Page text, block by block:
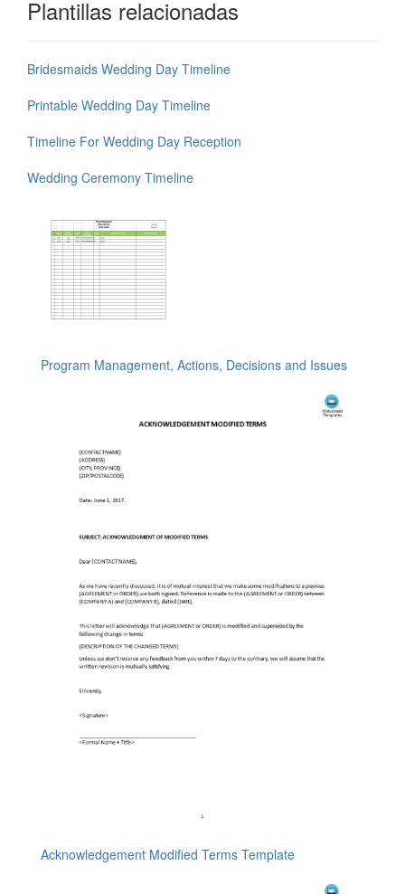
Plantillas relacionadas
Bridesmaids Wedding Day Timeline
Printable Wedding Day Timeline
Timeline For Wedding Day Reception
Wedding Ceremony Timeline
Program Management, Actions, Decisions and Issues
Acknowledgement Modified Terms Template